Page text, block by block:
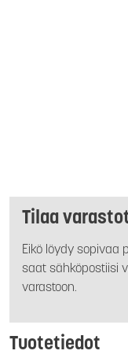
Tilaa
Eikö löydy sopivaa
saat sähköpostiisi
varastoon.
Tuotetiedot